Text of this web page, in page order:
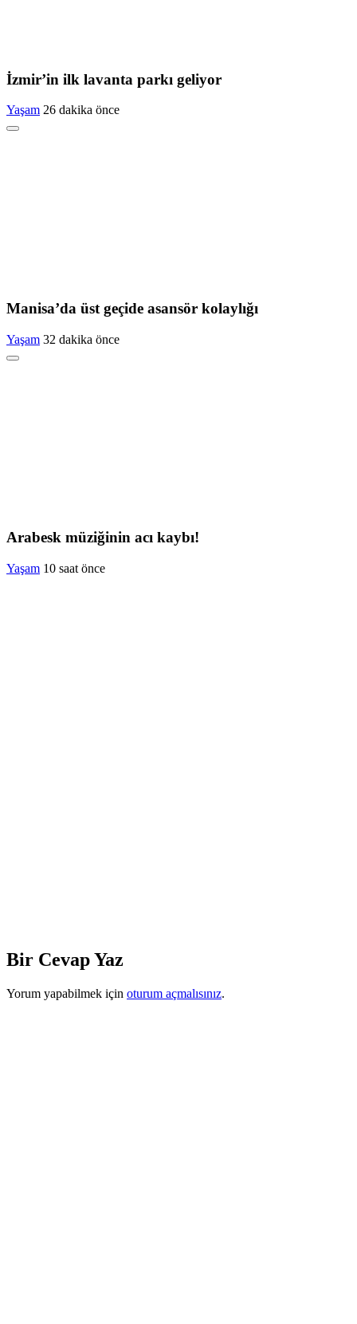
İzmir’in ilk lavanta parkı geliyor
Yaşam 26 dakika önce
Manisa’da üst geçide asansör kolaylığı
Yaşam 32 dakika önce
Arabesk müziğinin acı kaybı!
Yaşam 10 saat önce
Bir Cevap Yaz
Yorum yapabilmek için oturum açmalısınız.